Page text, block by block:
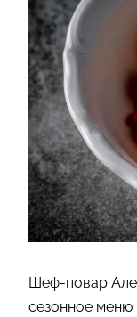
Шеф-повар
сезонное меню